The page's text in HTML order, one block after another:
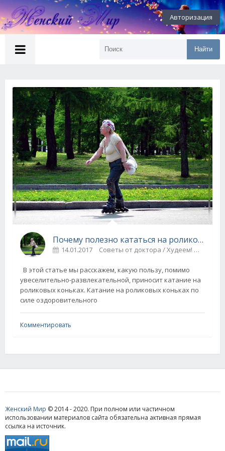
Авторизация
Найти
Почему полезно кататься на роликовых коньках?
14.01.2017 Советы от доктора / Худеем!
В этой статье мы расскажем, какую пользу, помимо
увеселительно-развлекательной, приносит катание на
роликовых коньках. Катание на роликовых коньках по
силе оздоровительного
Комментировать
Женский Мир © 2014 - 2020. При полном или частичном
использовании материалов сайта обязательна активная прямая
ссылка на источник.